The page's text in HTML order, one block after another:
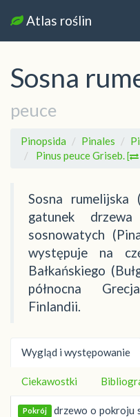
Atlas roślin
Sosna
peuce
Pinopsida Pinales
Pinus peuce Griseb. [
Sosna rumelijska
gatunek
sosnowatych
występuje na
Bałkańskiego
północna
Finlandii.
Wygląd i występowanie
Ciekawostki
Pokrój drzewo o pokroju